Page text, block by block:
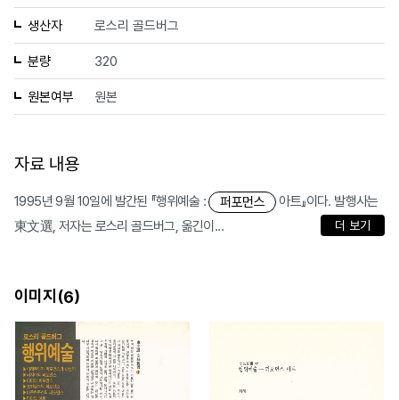
생산자 로스리 골드버그
분량 320
원본여부 원본
자료 내용
1995년 9월 10일에 발간된 『행위예술 : 퍼포먼스
아트』이다. 발행사는
東文選, 저자는 로스리 골드버그, 옮긴이...
더 보기
이미지(6)